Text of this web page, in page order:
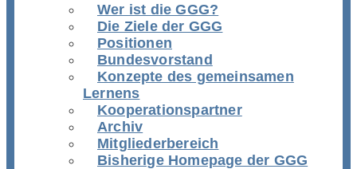
Wer ist die GGG?
Die Ziele der GGG
Positionen
Bundesvorstand
Konzepte des gemeinsamen
Lernens
Kooperationspartner
Archiv
Mitgliederbereich
Bisherige Homepage der GGG